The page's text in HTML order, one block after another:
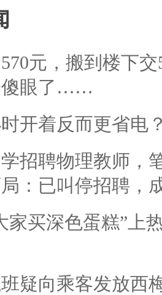
元，搬到楼下
傻眼了……
开着反而更省电
招聘物理教师，
：已叫停招聘，
家买深色蛋糕”上
疑向乘客发放西